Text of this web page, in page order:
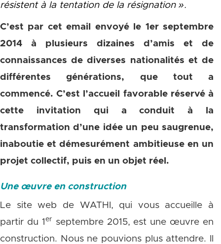
résistent à la tentation de la résignation ».
C’est par cet email envoyé le 1er septembre
2014 à plusieurs dizaines d’amis et de
connaissances de diverses nationalités et de
différentes générations, que tout a
commencé. C’est l’accueil favorable réservé à
cette invitation qui a conduit à la
transformation d’une idée un peu saugrenue,
inaboutie et démesurément ambitieuse en un
projet collectif, puis en un objet réel.
Une œuvre en construction
Le site web de WATHI, qui vous accueille à
partir du 1 er
septembre 2015, est une œuvre en
construction. Nous ne pouvions plus attendre. Il